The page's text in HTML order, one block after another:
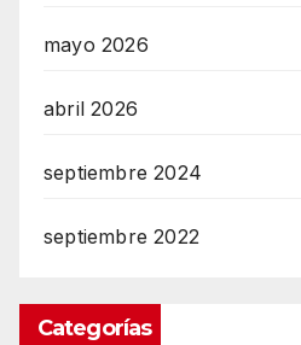
mayo 2026
abril 2026
septiembre 2024
septiembre 2022
Categorías